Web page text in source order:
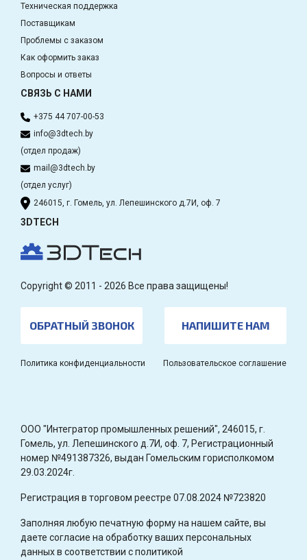
Техническая поддержка
Поставщикам
Проблемы с заказом
Как оформить заказ
Вопросы и ответы
СВЯЗЬ С НАМИ
+375 44 707-00-53
info@3dtech.by
(отдел продаж)
mail@3dtech.by
(отдел услуг)
246015, г. Гомель, ул. Лепешинского д.7И, оф. 7
3DTECH
Copyright © 2011 - 2026 Все права защищены!
ОБРАТНЫЙ ЗВОНОК НАПИШИТЕ НАМ
Политика конфиденциальности Пользовательское соглашение
OOO "Интегратор промышленных решений", 246015, г.
Гомель, ул. Лепешинского д.7И, оф. 7, Регистрационный
номер №491387326, выдан Гомельским горисполкомом
29.03.2024г.
Регистрация в торговом реестре 07.08.2024 №723820
Заполняя любую печатную форму на нашем сайте, вы
даете согласие на обработку ваших персональных
данных в соответствии с политикой